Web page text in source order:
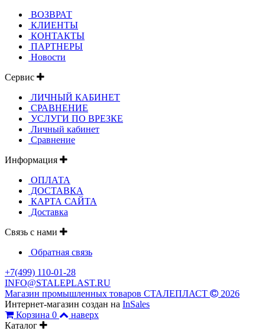
ВОЗВРАТ
КЛИЕНТЫ
КОНТАКТЫ
ПАРТНЕРЫ
Новости
Сервис
ЛИЧНЫЙ КАБИНЕТ
СРАВНЕНИЕ
УСЛУГИ ПО ВРЕЗКЕ
Личный кабинет
Сравнение
Информация
ОПЛАТА
ДОСТАВКА
КАРТА САЙТА
Доставка
Связь с нами
Обратная связь
+7(499) 110-01-28
INFO@STALEPLAST.RU
Магазин промышленных товаров СТАЛЕПЛАСТ
2026
Интернет-магазин создан на InSales
Корзина 0
наверх
Каталог